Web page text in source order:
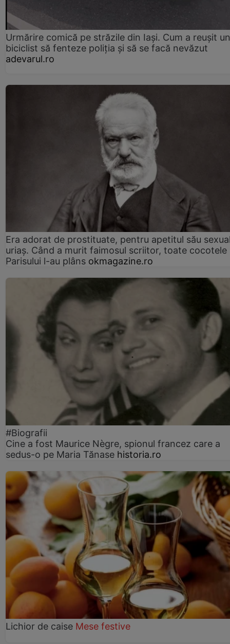
Urmărire comică pe străzile din Iași. Cum a reușit un
biciclist să fenteze poliția și să se facă nevăzut
adevarul.ro
Era adorat de prostituate, pentru apetitul său
uriaș. Când a murit faimosul scriitor, toate cocotele
Parisului l-au plâns okmagazine.ro
#Biografii
Cine a fost Maurice Nègre, spionul francez care a
sedus-o pe Maria Tănase historia.ro
Lichior de caise Mese festive